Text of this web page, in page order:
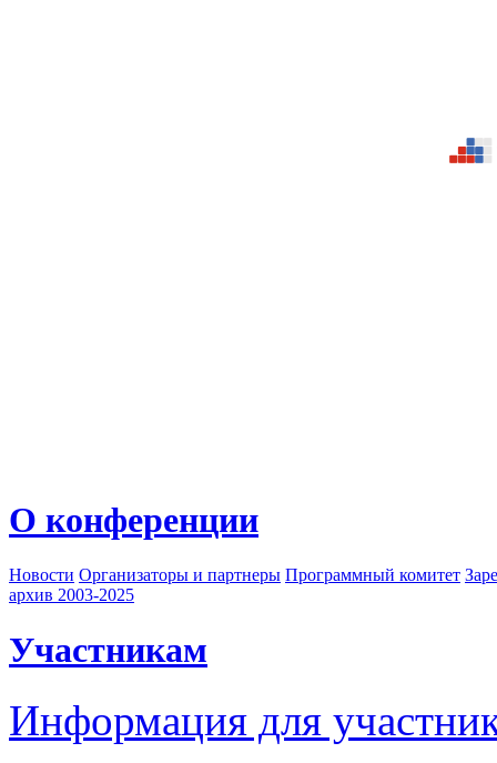
О конференции
Новости Организаторы и партнеры Программный комитет
архив 2003-2025
Участникам
Информация для